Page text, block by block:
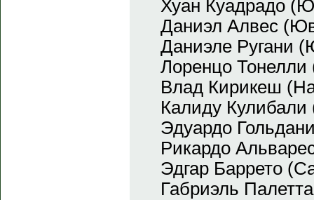
Хуан Куадрадо
Даниэл Алвес
Даниэле Ругани
Лоренцо
Влад Кирикеш
Калиду
Эдуардо
Рикардо
Эдгар Баррето
Габриэль